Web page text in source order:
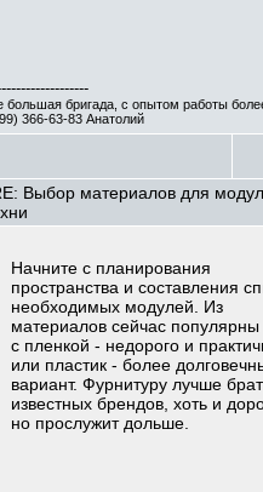
большая бригада, с опытом работы
366-63-83 Анатолий
Выбор материалов для
Начните с планирования
пространства и составления
необходимых модулей. Из
материалов сейчас
с пленкой - недорого и
или пластик - более
вариант. Фурнитуру лучше
известных брендов, хоть и
но прослужит дольше.